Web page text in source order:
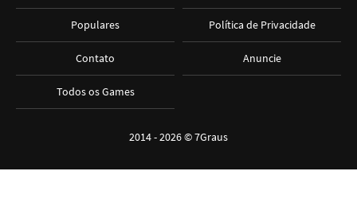
Populares
Contato
Todos os Games
Política de Privacidade
Anuncie
2014 - 2026 ©7Graus